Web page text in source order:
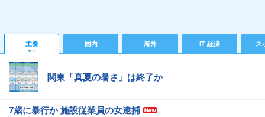
主要 国内 海外 IT 経済 ス
関東「真夏の暑さ」は終了か
7歳に暴行か 施設従業員の女逮捕